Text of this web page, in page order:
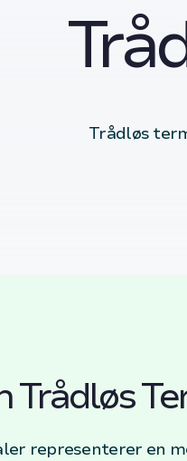
Trådløs
Trådløs
representerer en